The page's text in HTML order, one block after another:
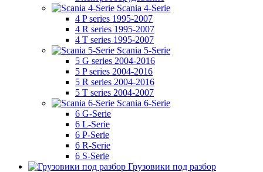
Scania 4-Serie
4 P series 1995-2007
4 R series 1995-2007
4 T series 1995-2007
Scania 5-Serie
5 G series 2004-2016
5 P series 2004-2016
5 R series 2004-2016
5 T series 2004-2007
Scania 6-Serie
6 G-Serie
6 L-Serie
6 P-Serie
6 R-Serie
6 S-Serie
Грузовики под разбор